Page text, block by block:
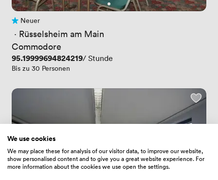
Noch keine Bewertungen
Neuer
· Rüsselsheim am Main
Commodore
Preis
95.19999694824219/ Stunde
Bis zu 30 Personen
We use cookies
We may place these for analysis of our visitor data, to improve our website,
show personalised content and to give you a great website experience. For
more information about the cookies we use open the settings.